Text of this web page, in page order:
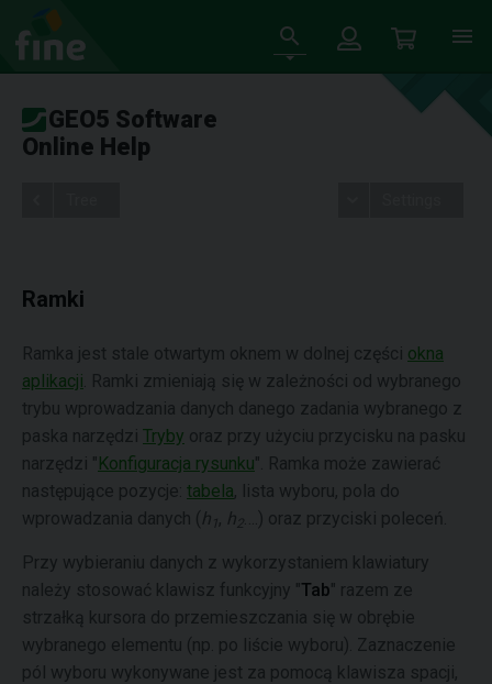
GEO5 Software
Online Help
Ramki
Ramka jest stale otwartym oknem w dolnej części okna
aplikacji . Ramki zmieniają się w zależności od wybranego
trybu wprowadzania danych danego zadania wybranego z
paska narzędzi Tryby oraz przy użyciu przycisku na pasku
narzędzi "Konfiguracja rysunku". Ramka może zawierać
następujące pozycje: tabela, lista wyboru, pola do
wprowadzania danych ( h 1, h2 ….) oraz przyciski poleceń.
Przy wybieraniu danych z wykorzystaniem klawiatury
należy stosować klawisz funkcyjny "Tab" razem ze
strzałką kursora do przemieszczania się w obrębie
wybranego elementu (np. po liście wyboru). Zaznaczenie
pól wyboru wykonywane jest za pomocą klawisza spacji,